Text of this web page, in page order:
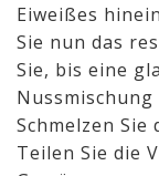
Eiweißes
Sie nun das
Sie, bis eine
Schmelzen
Teilen Sie die